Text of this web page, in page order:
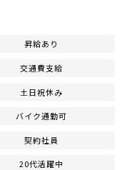
昇給あり
交通費支給
土日祝休み
バイク通勤可
契約社員
20代活躍中